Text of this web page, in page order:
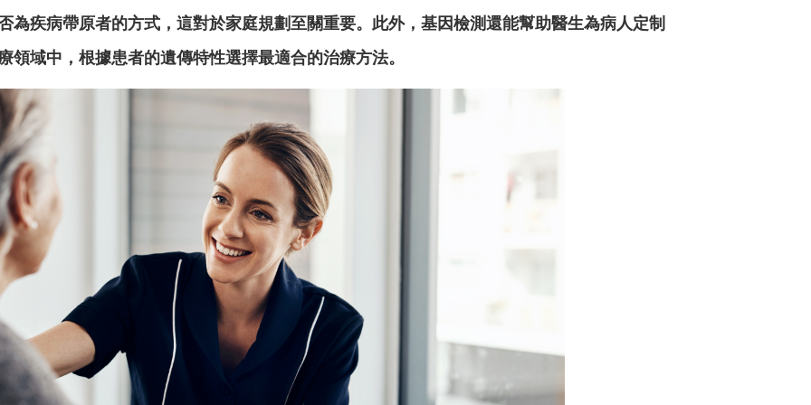
為疾病帶原者的方式，這對於家庭規劃至關重要。此外，基因檢測還能幫助醫生為病人定制
領域中，根據患者的遺傳特性選擇最適合的治療方法。